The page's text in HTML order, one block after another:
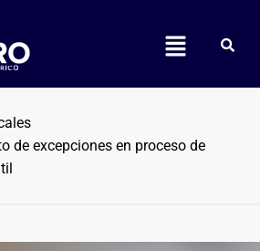
de excepciones en proceso de